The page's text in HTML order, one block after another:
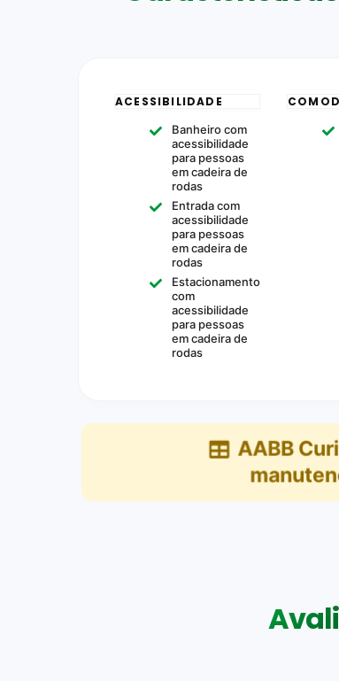
ACESSIBILIDADE
Banheiro com
acessibilidade
para pessoas
em cadeira de
rodas
Entrada com
acessibilidade
para pessoas
em cadeira de
rodas
Estacionamento
com
acessibilidade
para pessoas
em cadeira de
rodas
AABB